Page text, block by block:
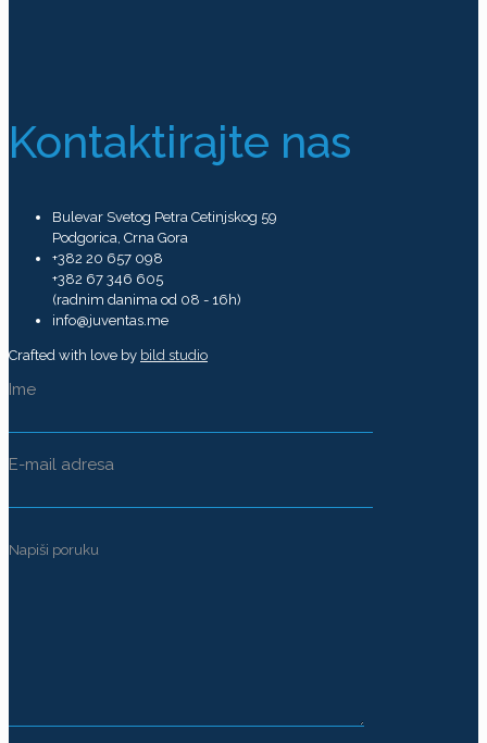
Kontaktirajte nas
Bulevar Svetog Petra Cetinjskog 59
Podgorica, Crna Gora
+382 20 657 098
+382 67 346 605
(radnim danima od 08 - 16h)
info@juventas.me
Crafted with love by bild studio